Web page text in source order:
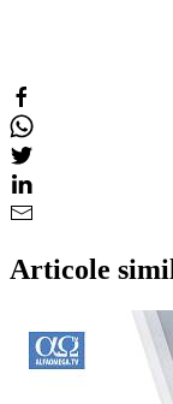
Articole